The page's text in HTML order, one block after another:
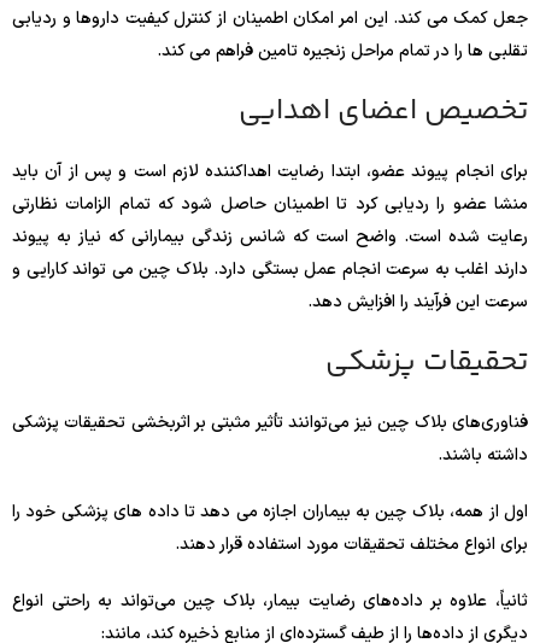
جعل کمک می کند. این امر امکان اطمینان از کنترل کیفیت داروها و ردیابی
تقلبی ها را در تمام مراحل زنجیره تامین فراهم می کند.
تخصیص اعضای اهدایی
برای انجام پیوند عضو، ابتدا رضایت اهداکننده لازم است و پس از آن باید
منشا عضو را ردیابی کرد تا اطمینان حاصل شود که تمام الزامات نظارتی
رعایت شده است. واضح است که شانس زندگی بیمارانی که نیاز به پیوند
دارند اغلب به سرعت انجام عمل بستگی دارد. بلاک چین می تواند کارایی و
سرعت این فرآیند را افزایش دهد.
تحقیقات پزشکی
فناوری‌های بلاک چین نیز می‌توانند تأثیر مثبتی بر اثربخشی تحقیقات پزشکی
داشته باشند.
اول از همه، بلاک چین به بیماران اجازه می دهد تا داده های پزشکی خود را
برای انواع مختلف تحقیقات مورد استفاده قرار دهند.
ثانیاً، علاوه بر داده‌های رضایت بیمار، بلاک چین می‌تواند به راحتی انواع
دیگری از داده‌ها را از طیف گسترده‌ای از منابع ذخیره کند، مانند: